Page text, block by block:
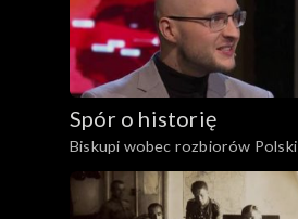
Spór o historię
Biskupi wobec rozbiorów Polski